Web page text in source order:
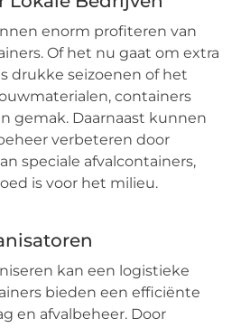
enorm profiteren van
Of het nu gaat om extra
drukke seizoenen of het
containers
gemak. Daarnaast kunnen
verbeteren door
speciale afvalcontainers,
is voor het milieu.
kan een logistieke
bieden een efficiënte
en afvalbeheer. Door